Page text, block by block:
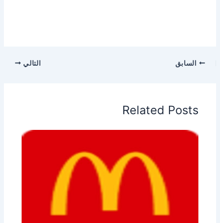
السابق التالي
Related Posts